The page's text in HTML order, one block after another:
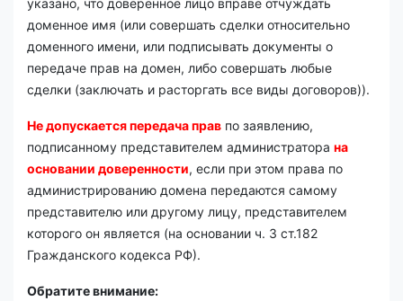
указано, что доверенное лицо вправе отчуждать
доменное имя (или совершать сделки относительно
доменного имени, или подписывать документы о
передаче прав на домен, либо совершать любые
сделки (заключать и расторгать все виды договоров)).
Не допускается передача прав по заявлению,
подписанному представителем администратора на
основании доверенности, если при этом права по
администрированию домена передаются самому
представителю или другому лицу, представителем
которого он является (на основании ч. 3 ст.182
Гражданского кодекса РФ).
Обратите внимание: